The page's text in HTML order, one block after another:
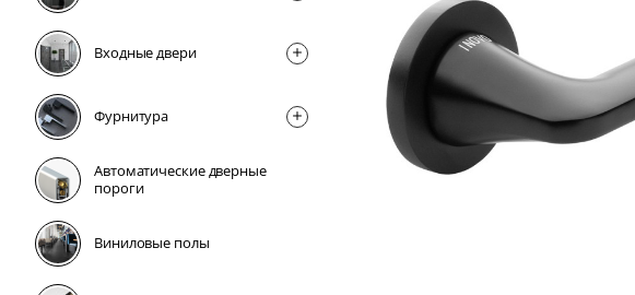
Входные двери
Фурнитура
Автоматические дверные
пороги
Виниловые полы